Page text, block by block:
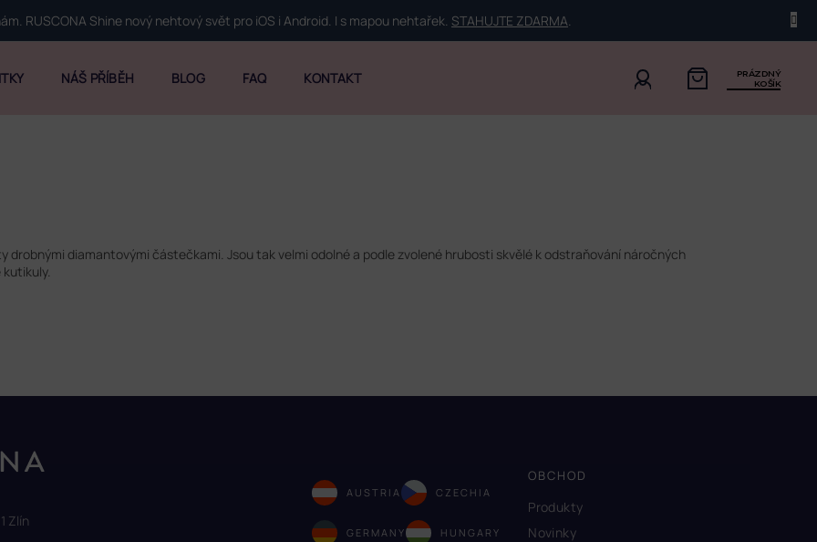
RUSCONA Shine nový nehtový svět pro iOS i Android. I s mapou nehtařek. STAHUJTE ZDARMA.
PRÁZDNÝ
KOŠÍK
NÁŠ PŘÍBĚH BLOG FAQ KONTAKT
diamantovými částečkami. Jsou tak velmi odolné a podle zvolené hrubosti skvělé k odstraňování náročných
Zlín
AUSTRIA CZECHIA
GERMANY HUNGARY
OBCHOD
Produkty
Novinky